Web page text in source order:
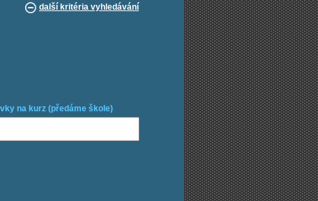
další kritéria vyhledávání
na kurz (předáme škole)